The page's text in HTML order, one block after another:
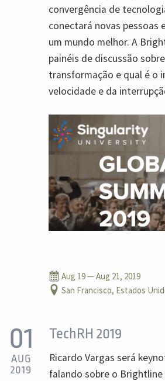
convergência de
conectará novas pessoas
um mundo melhor. A
painéis de discussão
transformação e qual é o
velocidade e da
Aug 19— Aug 21, 2019
San Francisco, Estados
01
AUG
2019
TechRH 2019
Ricardo Vargas será
falando sobre o